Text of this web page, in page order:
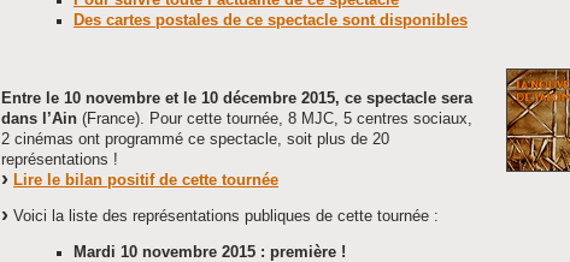
Des cartes postales de ce spectacle sont disponibles
Entre le 10 novembre et le 10 décembre 2015, ce spectacle sera
dans l’Ain (France). Pour cette tournée, 8 MJC, 5 centres sociaux,
2 cinémas ont programmé ce spectacle, soit plus de 20
représentations !
Lire le bilan positif de cette tournée
Voici la liste des représentations publiques de cette tournée :
Mardi 10 novembre 2015 : première !